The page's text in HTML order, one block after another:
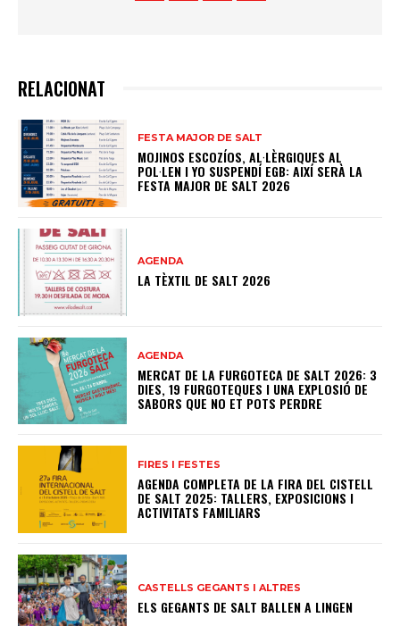
RELACIONAT
FESTA MAJOR DE SALT
MOJINOS ESCOZÍOS, AL·LÈRGIQUES AL
POL·LEN I YO SUSPENDÍ EGB: AIXÍ SERÀ LA
FESTA MAJOR DE SALT 2026
AGENDA
LA TÈXTIL DE SALT 2026
AGENDA
MERCAT DE LA FURGOTECA DE SALT 2026: 3
DIES, 19 FURGOTEQUES I UNA EXPLOSIÓ DE
SABORS QUE NO ET POTS PERDRE
FIRES I FESTES
AGENDA COMPLETA DE LA FIRA DEL CISTELL
DE SALT 2025: TALLERS, EXPOSICIONS I
ACTIVITATS FAMILIARS
CASTELLS GEGANTS I ALTRES
ELS GEGANTS DE SALT BALLEN A LINGEN